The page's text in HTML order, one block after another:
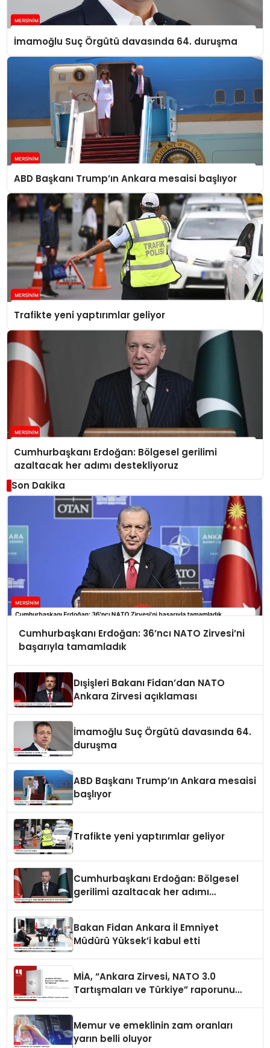
İmamoğlu Suç Örgütü davasında 64. duruşma
ABD Başkanı Trump’ın Ankara mesaisi başlıyor
Trafikte yeni yaptırımlar geliyor
Cumhurbaşkanı Erdoğan: Bölgesel gerilimi
azaltacak her adımı destekliyoruz
Son Dakika
Cumhurbaşkanı Erdoğan: 36’ncı NATO Zirvesi’ni
başarıyla tamamladık
Dışişleri Bakanı Fidan’dan NATO
Ankara Zirvesi açıklaması
İmamoğlu Suç Örgütü davasında 64.
duruşma
ABD Başkanı Trump’ın Ankara mesaisi
başlıyor
Trafikte yeni yaptırımlar geliyor
Cumhurbaşkanı Erdoğan: Bölgesel
gerilimi azaltacak her adımı
Bakan Fidan Ankara İl Emniyet
Müdürü Yüksek’i kabul etti
MİA, “Ankara Zirvesi, NATO 3.0
Tartışmaları ve Türkiye” raporunu
Memur ve emeklinin zam oranları
yarın belli oluyor